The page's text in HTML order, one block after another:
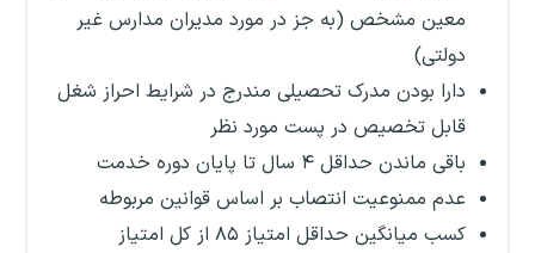
معین مشخص (به جز در مورد مدیران مدارس غیر
دولتی)
دارا بودن مدرک تحصیلی مندرج در شرایط احراز شغل
قابل تخصیص در پست مورد نظر
باقی ماندن حداقل ۴ سال تا پایان دوره خدمت
عدم ممنوعیت انتصاب بر اساس قوانین مربوطه
کسب میانگین حداقل امتیاز ۸۵ از کل امتیاز